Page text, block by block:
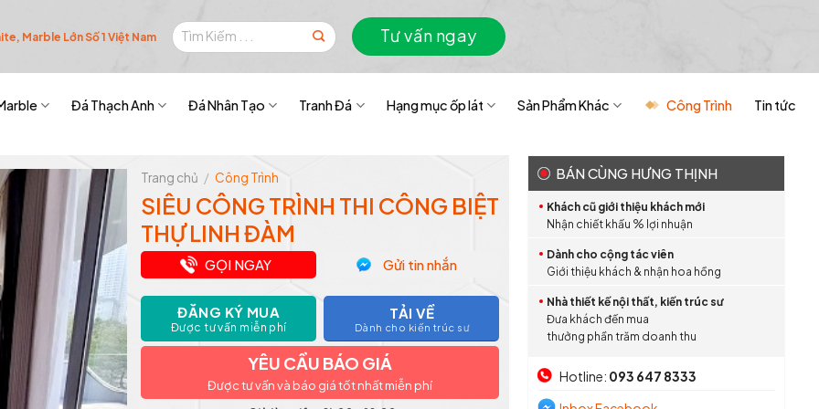
Marble Lớn Số 1 Việt Nam
Tìm
kiếm:
Tư vấn ngay
Đá Thạch Anh Đá Nhân Tạo Tranh Đá Hạng mục ốp lát Sản Phẩm Khác Công Trình Tin tức
BÁN CÙNG HƯNG THỊNH
Khách cũ giới thiệu khách mới
Nhận chiết khấu % lợi nhuận
Dành cho cộng tác viên
Giới thiệu khách & nhận hoa hồng
Nhà thiết kế nội thất, kiến trúc sư
Đưa khách đến mua
thưởng phần trăm doanh thu
Hotline: 093 647 8333
Trang chủ / Công Trình
SIÊU CÔNG TRÌNH THI CÔNG BIỆT
THỰ LINH ĐÀM
GỌI NGAY Gửi tin nhắn
ĐĂNG KÝ MUA
Được tư vấn miễn phí
TẢI VỀ
Dành cho kiến trúc sư
YÊU CẦU BÁO GIÁ
Được tư vấn và báo giá tốt nhất miễn phí